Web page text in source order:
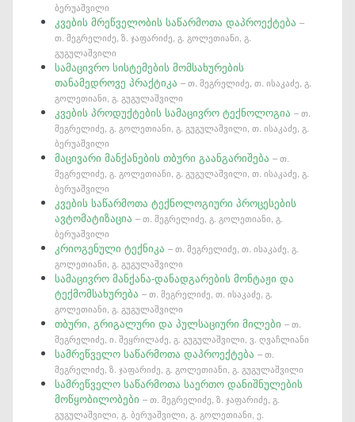
ბერუაშვილი
კვების მრეწველობის საწარმოთა დაპროექტება–
თ. მეგრელიძე, ზ. ჯაფარიძე, გ. გოლეთიანი, გ.
გუგულაშვილი
სამაცივრო სისტემების მომსახურების
თანამედროვე პრაქტიკა– თ. მეგრელიძე, თ. ისაკაძე, გ.
გოლეთიანი, გ. გუგულაშვილი
კვების პროდუქტების სამაცივრო ტექნოლოგია– თ.
მეგრელიძე, გ. გოლეთიანი, გ. გუგულაშვილი, თ. ისაკაძე, გ.
ბერუაშვილი
მაცივარი მანქანების თბური გაანგარიშება– თ.
მეგრელიძე, გ. გოლეთიანი, გ. გუგულაშვილი, თ. ისაკაძე, გ.
ბერუაშვილი
კვების საწარმოთა ტექნოლოგიური პროცესების
ავტომატიზაცია– თ. მეგრელიძე, გ. გოლეთიანი, გ.
ბერუაშვილი
კრიოგენული ტექნიკა– თ. მეგრელიძე, თ. ისაკაძე, გ.
გოლეთიანი, გ. გუგულაშვილი
სამაცივრო მანქანა-დანადგარების მონტაჟი და
ტექმომსახურება– თ. მეგრელიძე, თ. ისაკაძე, გ.
გოლეთიანი, გ. გუგულაშვილი
თბური, გრიგალური და პულსაციური მილები– თ.
მეგრელიძე, ი. შეყრილაძე, გ. გუგულაშვილი, ვ. ღვაჩლიანი
სამრეწველო საწარმოთა დაპროექტება– თ.
მეგრელიძე, ზ. ჯაფარიძე, გ. გოლეთიანი, გ. გუგულაშვილი
სამრეწველო საწარმოთა საერთო დანიშნულების
მოწყობილობები– თ. მეგრელიძე, ზ. ჯაფარიძე, გ.
გუგულაშვილი, გ. ბერუაშვილი, გ. გოლეთიანი, ე.